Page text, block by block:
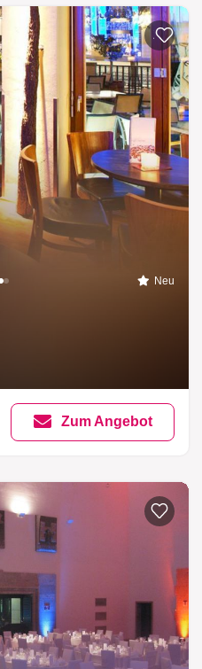
Zur
Neu
Zum Angebot